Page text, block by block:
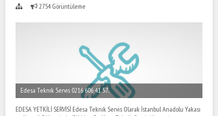
2754 Görüntüleme
Edesa Teknik Servis 0216 606 41 57..
EDESA YETKİLİ SERVİSİ Edesa Teknik Servis Olarak İstanbul Anadolu Yakası